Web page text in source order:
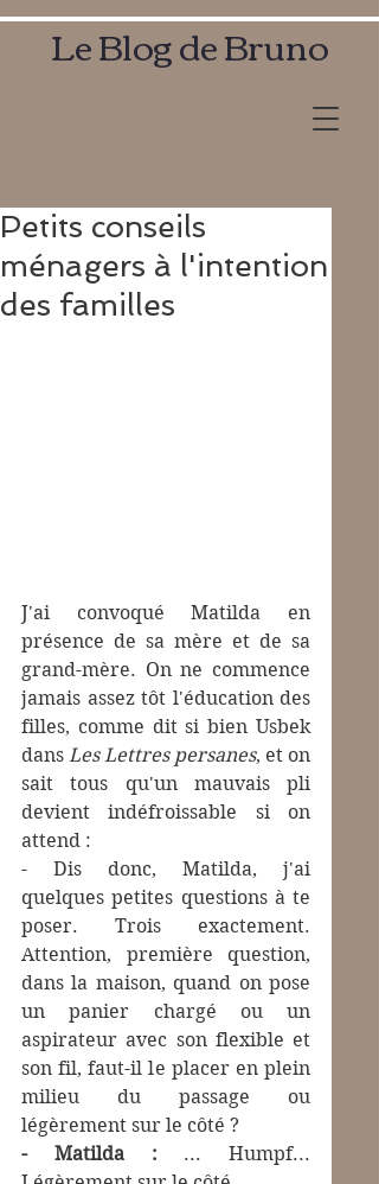
Le Blog de Bruno
Petits conseils
ménagers à l'intention
des familles
J'ai convoqué Matilda en
présence de sa mère et de sa
grand-mère. On ne commence
jamais assez tôt l'éducation des
filles, comme dit si bien Usbek
dans Les Lettres persanes, et on
sait tous qu'un mauvais pli
devient indéfroissable si on
attend :
- Dis donc, Matilda, j'ai
quelques petites questions à te
poser. Trois exactement.
Attention, première question,
dans la maison, quand on pose
un panier chargé ou un
aspirateur avec son flexible et
son fil, faut-il le placer en plein
milieu du passage ou
légèrement sur le côté ?
- Matilda : ... Humpf...